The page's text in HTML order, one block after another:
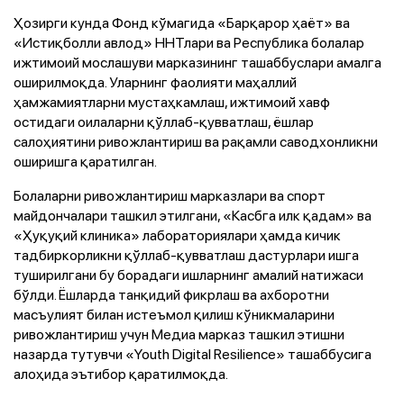
Ҳозирги кунда Фонд кўмагида «Барқарор ҳаёт» ва
«Истиқболли авлод» ННТлари ва Республика болалар
ижтимоий мослашуви марказининг ташаббуслари амалга
оширилмоқда. Уларнинг фаолияти маҳаллий
ҳамжамиятларни мустаҳкамлаш, ижтимоий хавф
остидаги оилаларни қўллаб-қувватлаш, ёшлар
салоҳиятини ривожлантириш ва рақамли саводхонликни
оширишга қаратилган.
Болаларни ривожлантириш марказлари ва спорт
майдончалари ташкил этилгани, «Касбга илк қадам» ва
«Ҳуқуқий клиника» лабораториялари ҳамда кичик
тадбиркорликни қўллаб-қувватлаш дастурлари ишга
туширилгани бу борадаги ишларнинг амалий натижаси
бўлди. Ёшларда танқидий фикрлаш ва ахборотни
масъулият билан истеъмол қилиш кўникмаларини
ривожлантириш учун Медиа марказ ташкил этишни
назарда тутувчи «Youth Digital Resilience» ташаббусига
алоҳида эътибор қаратилмоқда.